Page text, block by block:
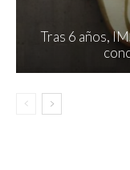
Tras 6 años,